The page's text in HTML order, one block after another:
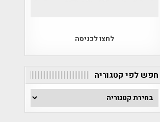
לחצו לכניסה
חפש לפי קטגוריה
חפש
לפי
קטגוריה